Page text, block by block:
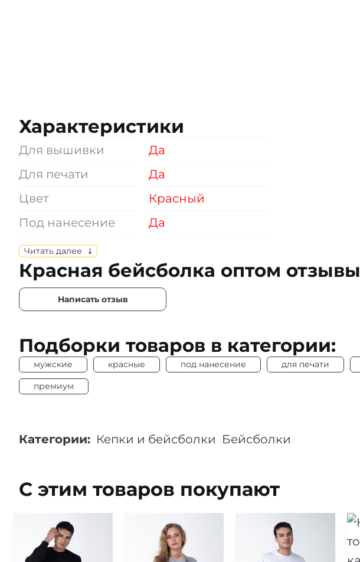
Характеристики
Для вышивки
Да
Для печати
Да
Цвет
Красный
Под нанесение
Да
Плотность
Читать далее
Красная бейсболка оптом отзывы
Написать отзыв
Подборки товаров в категории:
мужские красные под нанесение для печати
премиум
Категории: Кепки и бейсболки Бейсболки
С этим товаров покупают